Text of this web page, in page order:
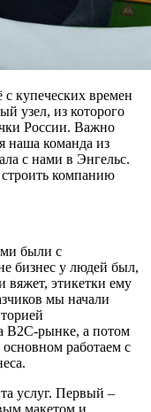
купеческих времен
узел, из которого
России. Важно
наша команда из
с нами в Энгельс.
компанию
были с
бизнес у людей был,
вяжет, этикетки ему
мы начали
B2С-рынке, а потом
работаем с
услуг. Первый –
макетом и